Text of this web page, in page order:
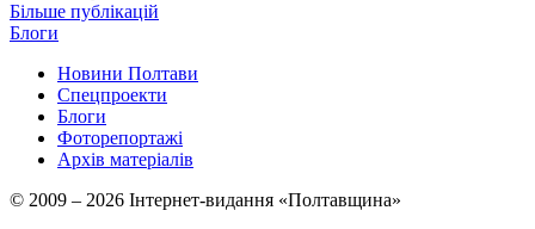
Більше публікацій
Блоги
Новини Полтави
Спецпроекти
Блоги
Фоторепортажі
Архів матеріалів
© 2009 – 2026 Інтернет-видання «Полтавщина»